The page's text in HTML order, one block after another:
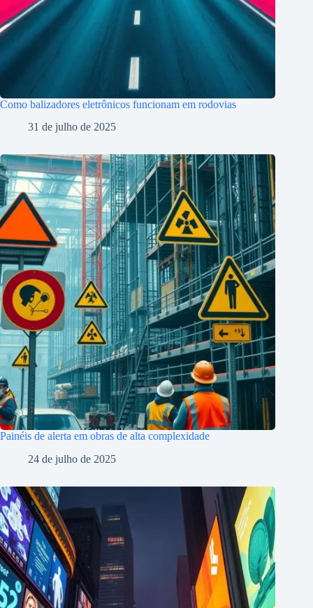
Como balizadores eletrônicos funcionam em rodovias
31 de julho de 2025
Painéis de alerta em obras de alta complexidade
24 de julho de 2025